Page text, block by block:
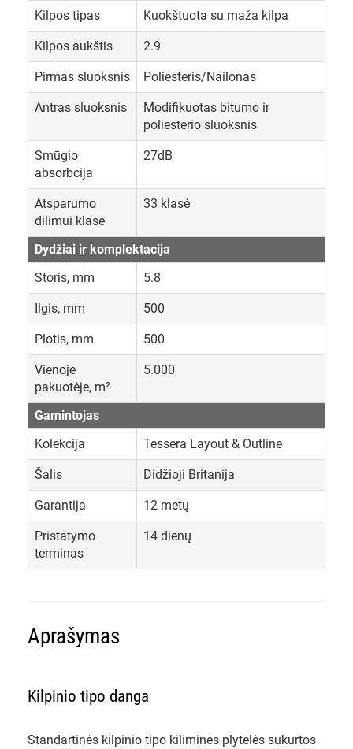
Kilpos tipas Kuokštuota su maža kilpa
Kilpos aukštis 2.9
Pirmas sluoksnis Poliesteris/Nailonas
Antras sluoksnis
Modifikuotas bitumo ir
poliesterio sluoksnis
Smūgio
absorbcija
27dB
Atsparumo
dilimui klasė
33 klasė
Dydžiai ir komplektacija
Storis, mm
5.8
Ilgis, mm 500
Plotis, mm 500
Vienoje
pakuotėje, m²
5.000
Gamintojas
Kolekcija
Tessera Layout & Outline
Šalis Didžioji Britanija
Garantija 12 metų
Pristatymo
terminas
14 dienų
Aprašymas
Kilpinio tipo danga
Standartinės kilpinio tipo kiliminės plytelės sukurtos